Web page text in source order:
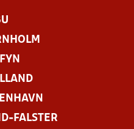
FALSTER